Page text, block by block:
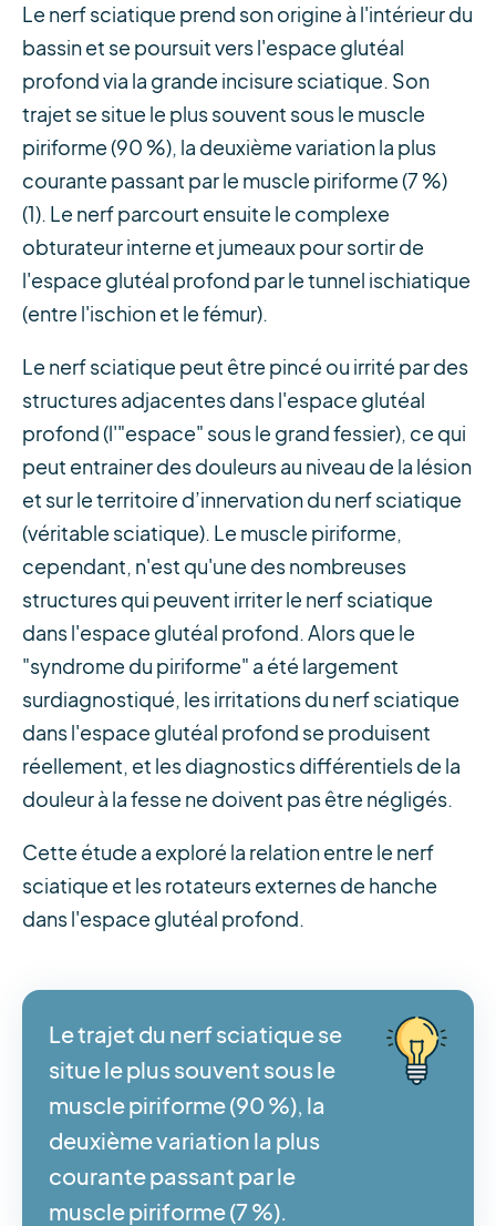
Le nerf sciatique prend son origine à l'intérieur du
bassin et se poursuit vers l'espace glutéal
profond via la grande incisure sciatique. Son
trajet se situe le plus souvent sous le muscle
piriforme (90 %), la deuxième variation la plus
courante passant par le muscle piriforme (7 %)
(1). Le nerf parcourt ensuite le complexe
obturateur interne et jumeaux pour sortir de
l'espace glutéal profond par le tunnel ischiatique
(entre l'ischion et le fémur).
Le nerf sciatique peut être pincé ou irrité par des
structures adjacentes dans l'espace glutéal
profond (l'"espace" sous le grand fessier), ce qui
peut entrainer des douleurs au niveau de la lésion
et sur le territoire d’innervation du nerf sciatique
(véritable sciatique). Le muscle piriforme,
cependant, n'est qu'une des nombreuses
structures qui peuvent irriter le nerf sciatique
dans l'espace glutéal profond. Alors que le
"syndrome du piriforme" a été largement
surdiagnostiqué, les irritations du nerf sciatique
dans l'espace glutéal profond se produisent
réellement, et les diagnostics différentiels de la
douleur à la fesse ne doivent pas être négligés.
Cette étude a exploré la relation entre le nerf
sciatique et les rotateurs externes de hanche
dans l'espace glutéal profond.
Le trajet du nerf sciatique se
situe le plus souvent sous le
muscle piriforme (90 %), la
deuxième variation la plus
courante passant par le
muscle piriforme (7 %).